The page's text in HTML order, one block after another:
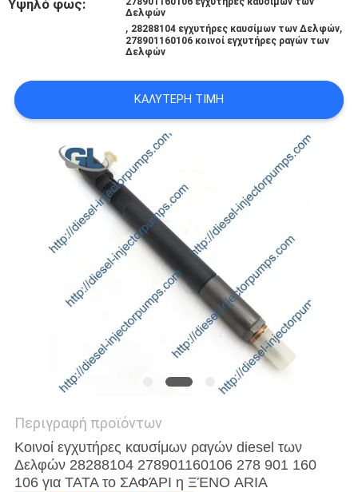
ΠΡΟΣΦΟΡΆ
ΠΟΛΙΤΙΚΉ
Υψηλό φως:
Δελφών
, 28288104 εγχυτήρες καυσίμων των Δελφών,
278901160106 κοινοί εγχυτήρες ραγών των
Δελφών
ΚΑΛΎΤΕΡΗ ΤΙΜΉ
Περιγραφή προϊόντων
Κοινοί εγχυτήρες καυσίμων ραγών diesel των
Δελφών 28288104 278901160106 278 901 160
106 για TATA το ΣΑΦΆΡΙ η ΞΈΝΟ ARIA